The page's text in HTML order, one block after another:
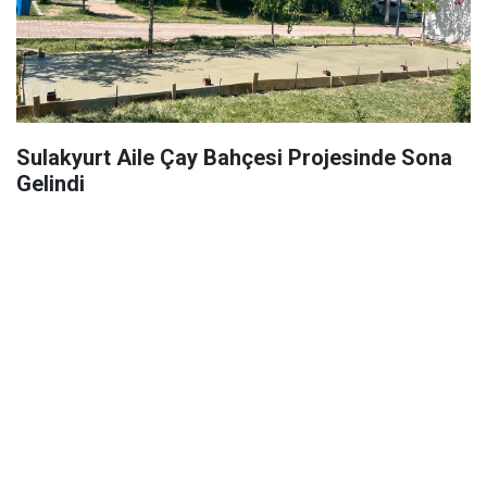
Sulakyurt Aile Çay Bahçesi Projesinde Sona
Gelindi